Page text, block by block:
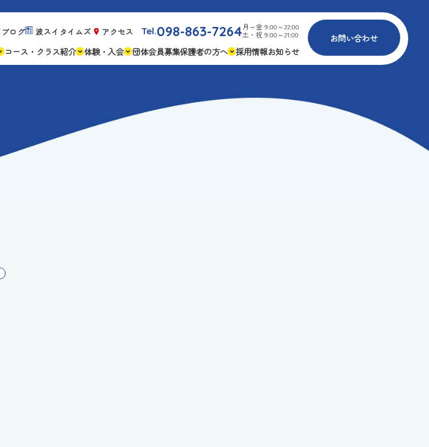
ブログ 波スイタイムズ アクセス Tel.098-863-7264月～金 9:00～22:00
土・祝 9:00～21:00
お問い合わせ
コース・クラス紹介 体験・入会
キャンペーン情報
よくある質問
団体会員募集保護者の方へ
ゴールデンエイジ
採用情報お知らせ